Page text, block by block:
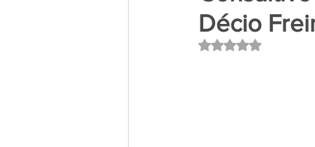
Décio
Avaliado com